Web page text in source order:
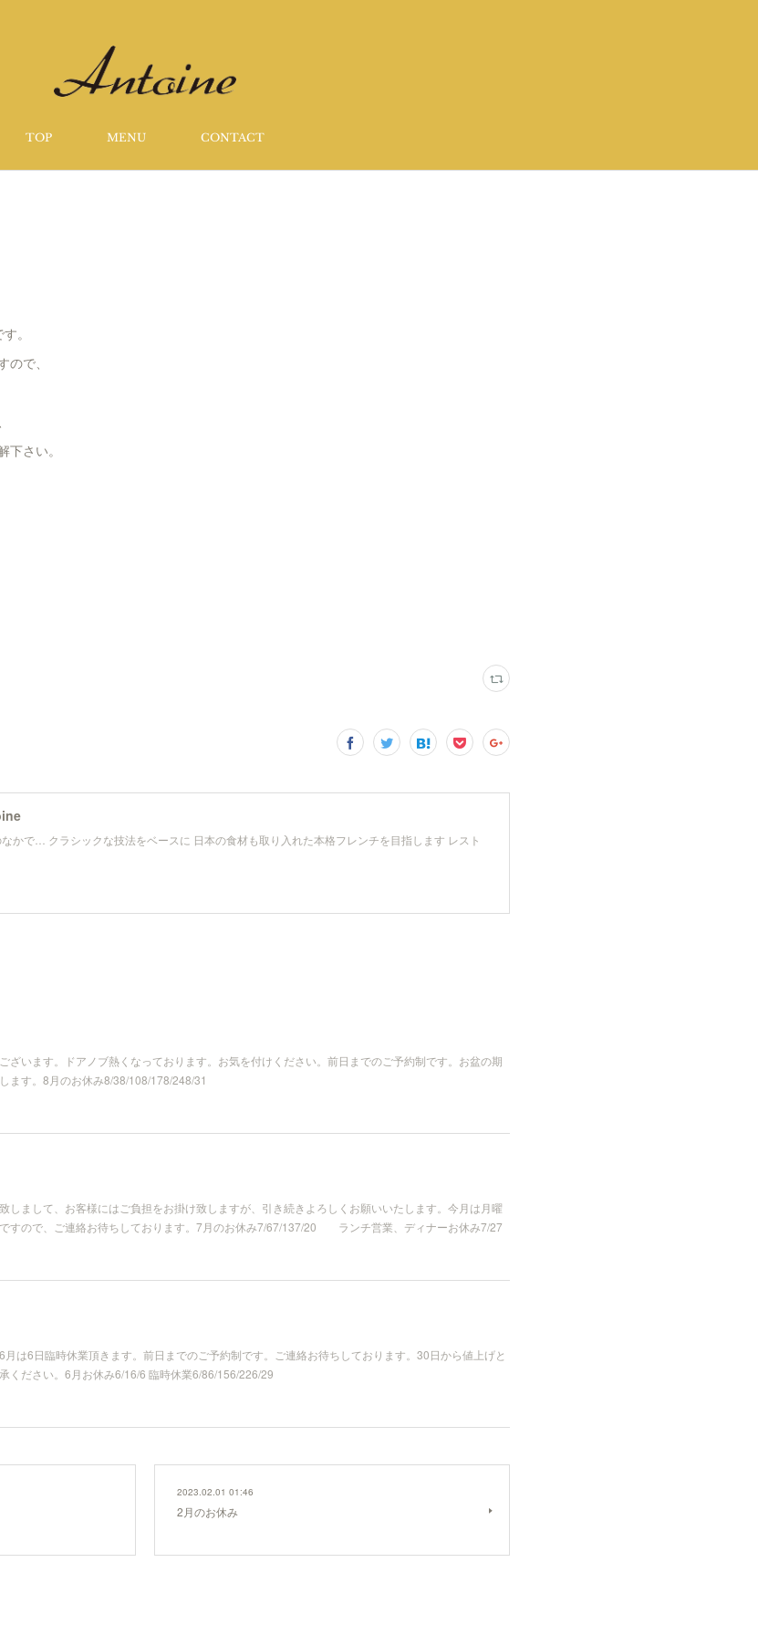
TOP MENU CONTACT
。
で、
さい。
かで… クラシックな技法をベースに 日本の食材も取り入れた本格フレンチを目指します レスト
ざいます。ドアノブ熱くなっております。お気を付けください。前日までのご予約制です。お盆の期
ます。8月のお休み8/38/108/178/248/31
しまして、お客様にはご負担をお掛け致しますが、引き続きよろしくお願いいたします。今月は月曜
すので、ご連絡お待ちしております。7月のお休み7/67/137/20 ランチ営業、ディナーお休み7/27
は6日臨時休業頂きます。前日までのご予約制です。ご連絡お待ちしております。30日から値上げと
ください。6月お休み6/16/6 臨時休業6/86/156/226/29
2023.02.01 01:46
2月のお休み